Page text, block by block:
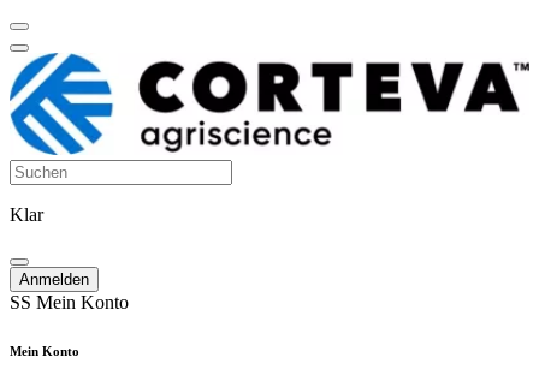
Klar
Anmelden
SS Mein Konto
Mein Konto